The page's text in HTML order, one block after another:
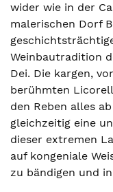
wider wie in der
malerischen Dorf
Weinbautradition
Dei. Die kargen,
berühmten
den Reben alles
gleichzeitig eine
dieser extremen
auf kongeniale
zu bändigen und